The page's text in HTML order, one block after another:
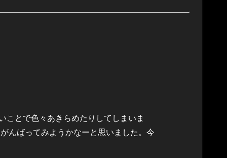
ことで色々あきらめたりしてしまいま
んばってみようかなーと思いました。今